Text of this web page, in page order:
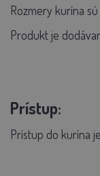
Rozmery kurína sú
Produkt je
Prístup:
Prístup do kurína